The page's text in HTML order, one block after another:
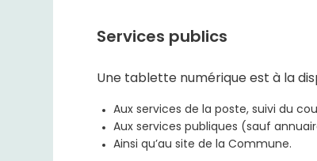
Services publics
Une tablette numérique est à la
Aux services de la poste, suivi du
Aux services publiques (sauf
Ainsi qu’au site de la Commune.